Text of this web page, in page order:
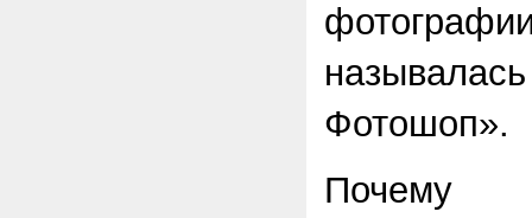
Фотошоп».
Почему